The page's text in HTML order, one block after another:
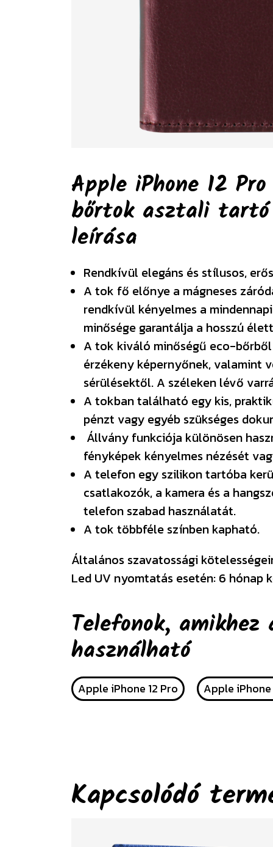
Apple iPhone 12
bőrtok asztali
leírása
Rendkívül elegáns és stílusos,
A tok fő előnye a mágneses
rendkívül kényelmes a
minősége garantálja a hosszú
A tok kiváló minőségű eco-
érzékeny képernyőnek, valamint
sérülésektől. A széleken lévő
A tokban található egy kis,
pénzt vagy egyéb szükséges
Állvány funkciója különösen
fényképek kényelmes nézését
A telefon egy szilikon tartóba
csatlakozók, a kamera és a
telefon szabad használatát.
A tok többféle színben kapható.
Általános szavatossági
Led UV nyomtatás esetén: 6 hónap
Telefonok,
használható
Apple iPhone 12 Pro Apple iPhone
Kapcsolódó